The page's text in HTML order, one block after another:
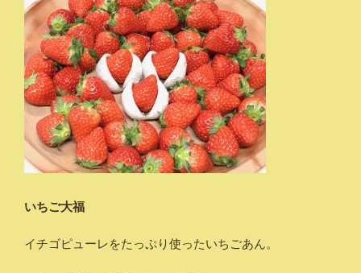
いちご大福
イチゴピューレをたっぷり使ったいちごあん。